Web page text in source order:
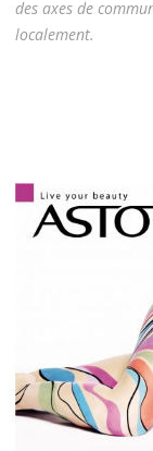
des axes de
localement.